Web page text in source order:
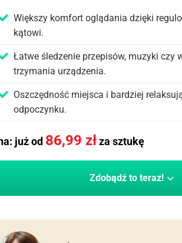
Większy komfort oglądania dzięki
kątowi.
Łatwe śledzenie przepisów, muzyki czy
trzymania urządzenia.
Oszczędność miejsca i bardziej
odpoczynku.
już od 86,99 złza sztukę
Zdobądź to teraz!